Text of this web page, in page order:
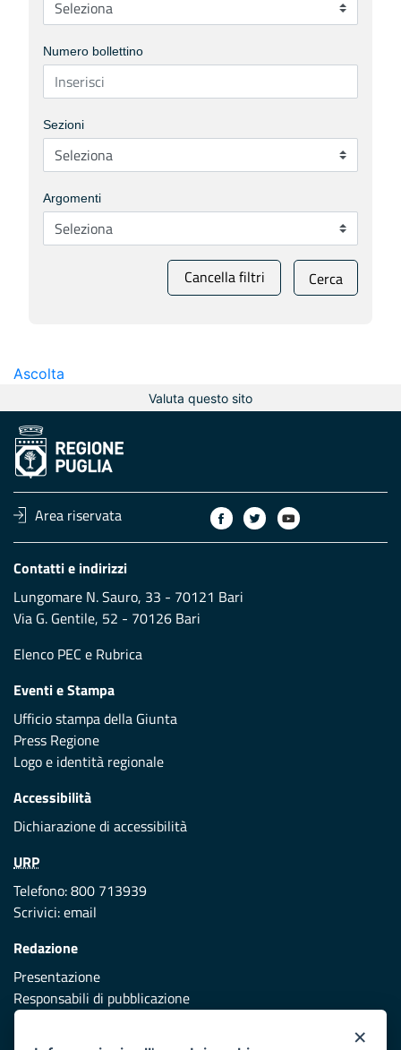
Numero bollettino
Sezioni
Argomenti
Cancella filtri Cerca
Ascolta
Valuta questo sito
Area riservata
Contatti e indirizzi
Lungomare N. Sauro, 33 - 70121 Bari
Via G. Gentile, 52 - 70126 Bari
Elenco PEC e Rubrica
Eventi e Stampa
Ufficio stampa della Giunta
Press Regione
Logo e identità regionale
Accessibilità
Dichiarazione di accessibilità
URP
Telefono: 800 713939
Scrivici:email
Redazione
Presentazione
Responsabili di pubblicazione
×